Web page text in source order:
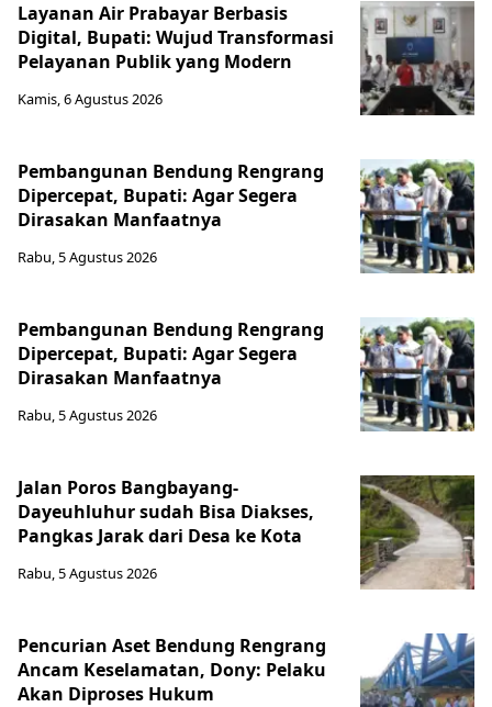
Layanan Air Prabayar Berbasis
Digital, Bupati: Wujud Transformasi
Pelayanan Publik yang Modern
Kamis, 6 Agustus 2026
Pembangunan Bendung Rengrang
Dipercepat, Bupati: Agar Segera
Dirasakan Manfaatnya
Rabu, 5 Agustus 2026
Pembangunan Bendung Rengrang
Dipercepat, Bupati: Agar Segera
Dirasakan Manfaatnya
Rabu, 5 Agustus 2026
Jalan Poros Bangbayang-
Dayeuhluhur sudah Bisa Diakses,
Pangkas Jarak dari Desa ke Kota
Rabu, 5 Agustus 2026
Pencurian Aset Bendung Rengrang
Ancam Keselamatan, Dony: Pelaku
Akan Diproses Hukum